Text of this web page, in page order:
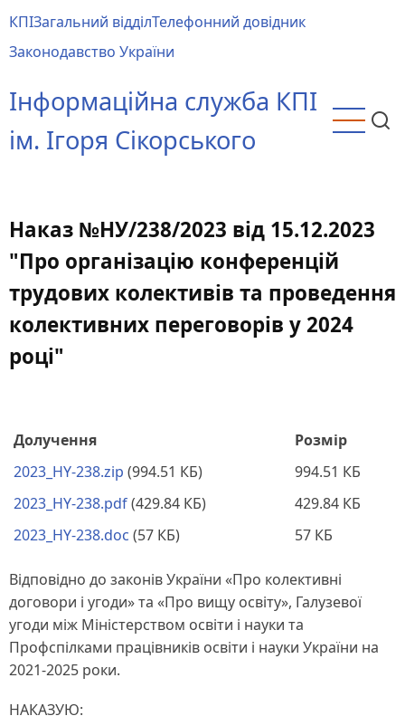
до
основного
КПІЗагальний відділТелефонний довідник
Законодавство України
Інформаційна служба КПІ
ім. Ігоря Сікорського
Наказ №НУ/238/2023 від 15.12.2023
"Про організацію конференцій
трудових колективів та проведення
колективних переговорів у 2024
році"
Долучення
Розмір
2023_HY-238.zip (994.51 КБ)
994.51 КБ
2023_HY-238.pdf(429.84 КБ)
429.84 КБ
2023_HY-238.doc (57 КБ) 57 КБ
Відповідно до законів України «Про колективні
договори і угоди» та «Про вищу освіту», Галузевої
угоди між Міністерством освіти і науки та
Профспілками працівників освіти і науки України на
2021-2025 роки.
НАКАЗУЮ: